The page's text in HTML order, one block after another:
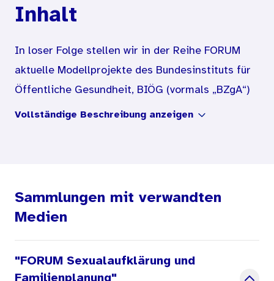
Inhalt
In loser Folge stellen wir in der Reihe FORUM
aktuelle Modellprojekte des Bundesinstituts für
Öffentliche Gesundheit, BIÖG (vormals „BZgA“)
und ihrer KooperationspartnerInnen vor.
Vermittlung sexuologischer Basiskompetenzen.
Diese Fort- und Weiterbildungen, die sich an
und SozialarbeiterInnen wenden, wurden in den
Städten Aachen, Münster, Hamburg und Jena
Vollständige Beschreibung anzeigen
Sammlungen mit verwandten
Medien
"FORUM Sexualaufklärung und
Familienplanung"